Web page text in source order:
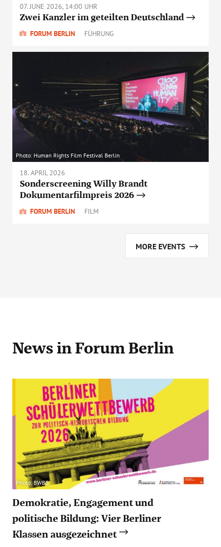
07. JUNE 2026, 14:00 UHR
Zwei Kanzler im geteilten Deutschland
FORUM BERLIN FÜHRUNG
Photo: Human Rights Film Festival Berlin
18. APRIL 2026
Sonderscreening Willy Brandt
Dokumentarfilmpreis 2026
FORUM BERLIN FILM
MORE EVENTS
News in Forum Berlin
Photo: BWBS
Demokratie, Engagement und
politische Bildung: Vier Berliner
Klassen ausgezeichnet